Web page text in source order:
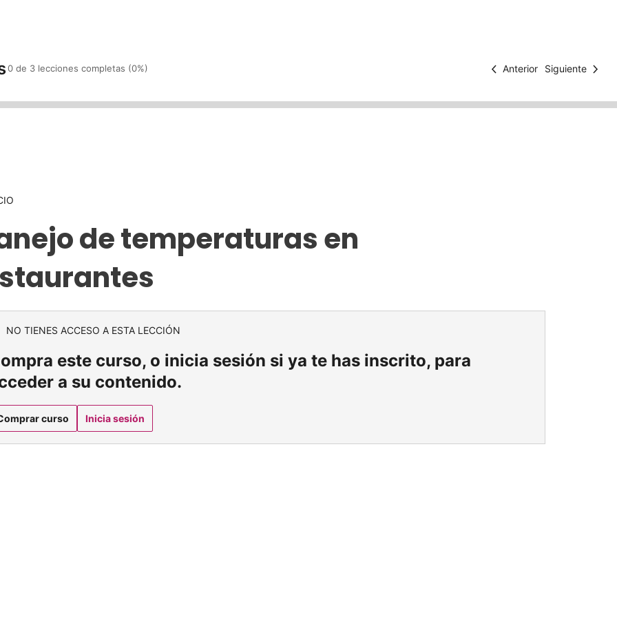
0 de 3 lecciones completas (0%) Anterior Siguiente
de temperaturas en
NO TIENES ACCESO A ESTA LECCIÓN
este curso, o inicia sesión si ya te has inscrito, para
a su contenido.
curso Inicia sesión